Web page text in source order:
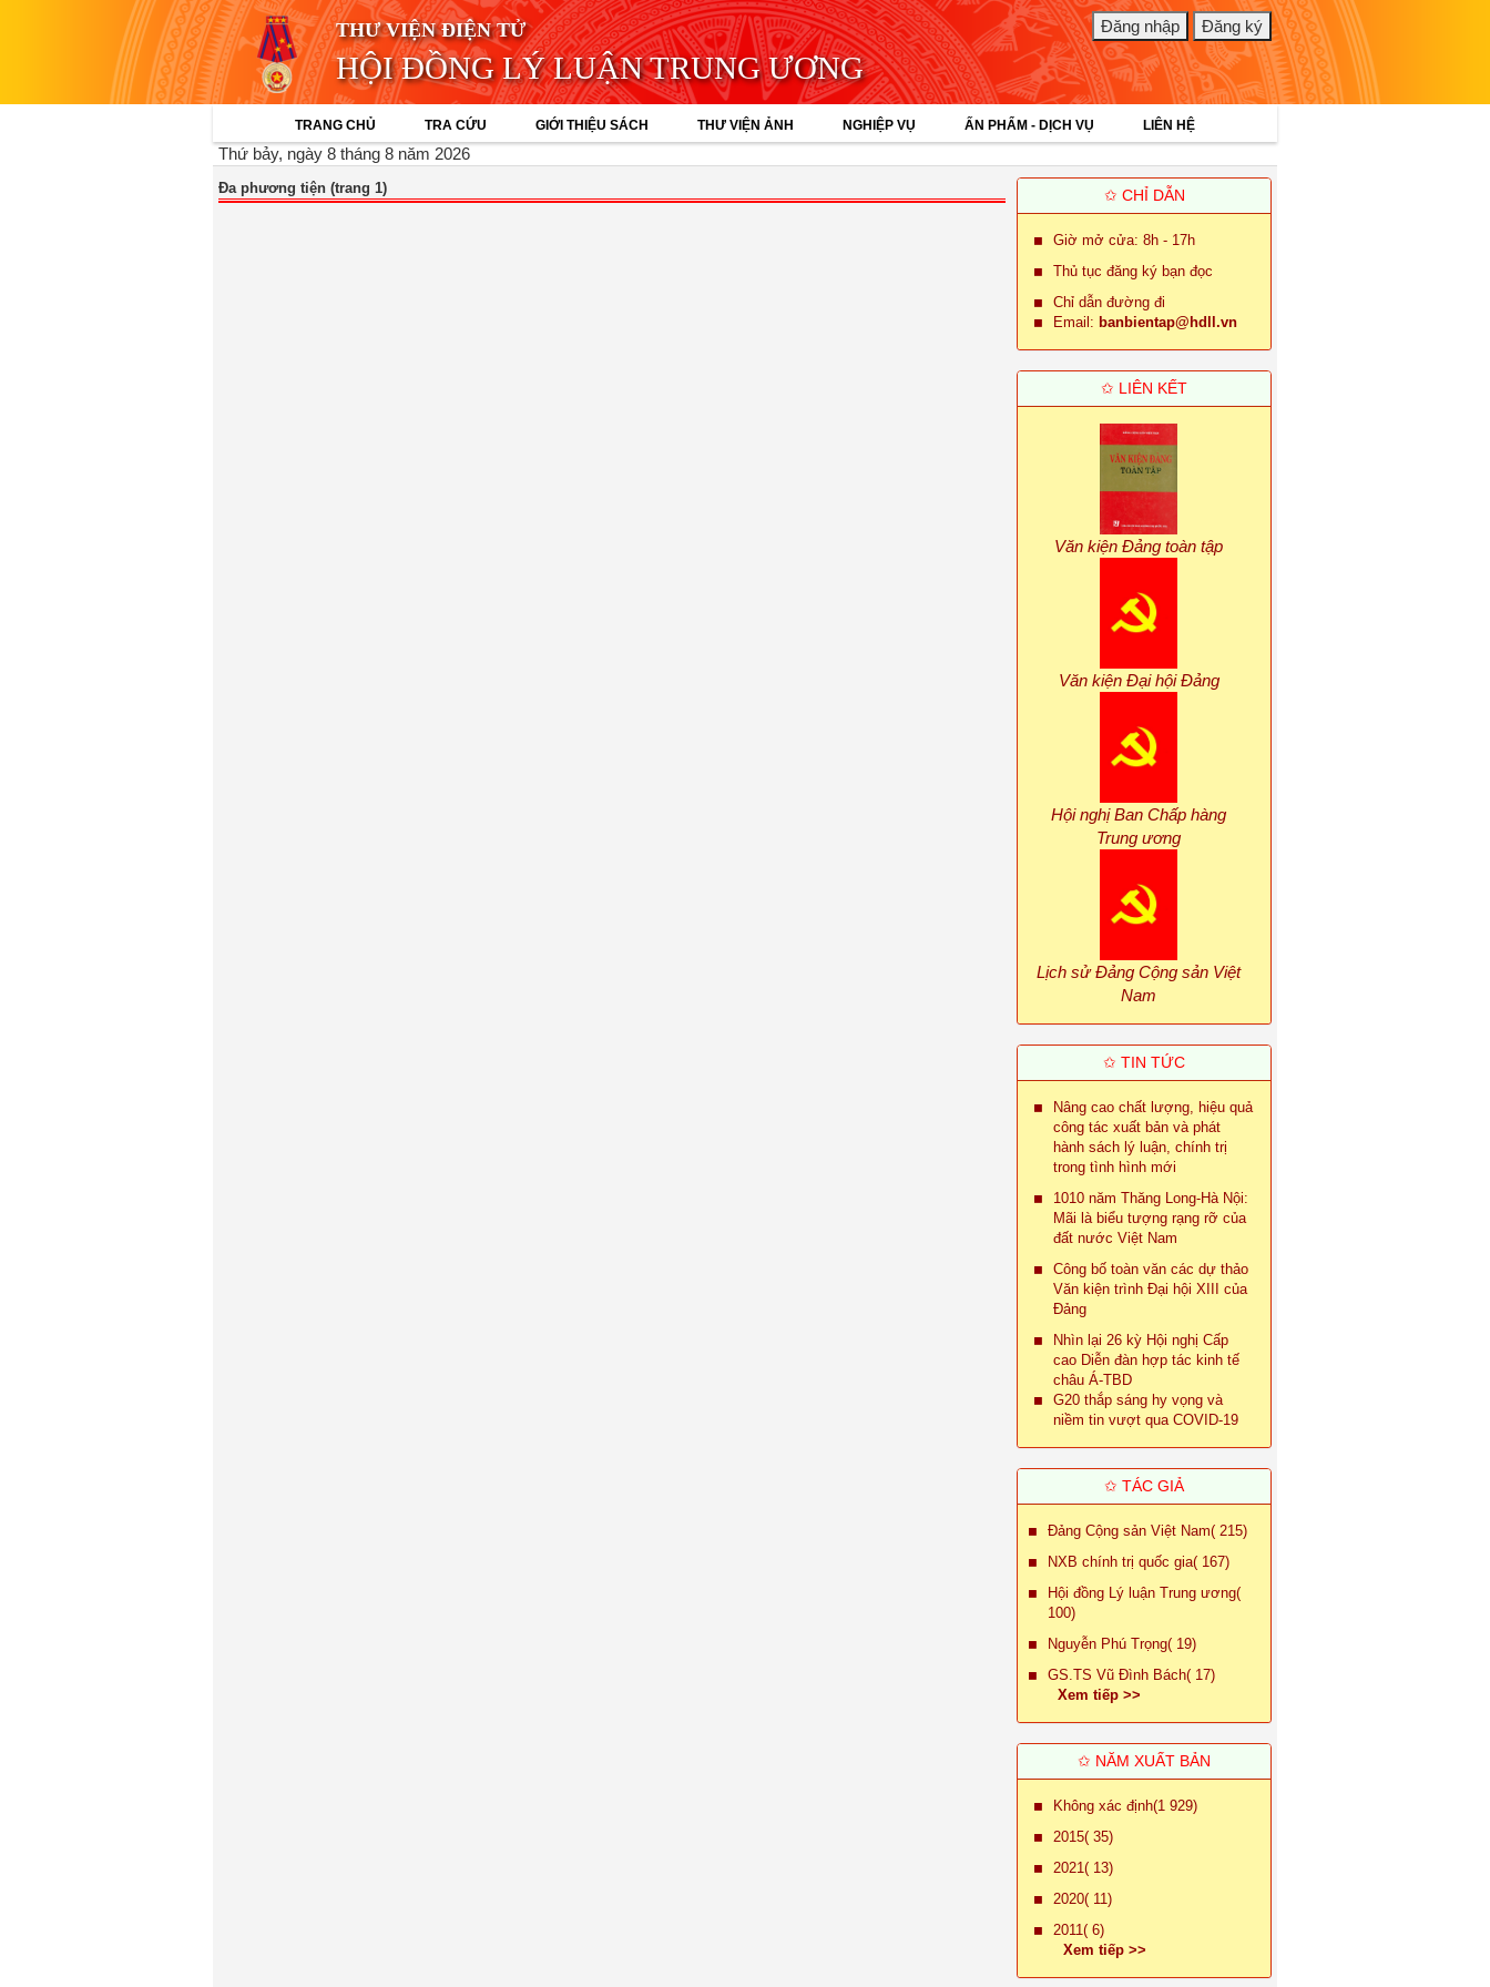
THƯ VIỆN ĐIỆN TỬ
HỘI ĐỒNG LÝ LUẬN TRUNG ƯƠNG
TRANG CHỦ TRA CỨU GIỚI THIỆU SÁCH THƯ VIỆN ẢNH NGHIỆP VỤ ẤN PHẨM - DỊCH VỤ LIÊN HỆ
Thứ bảy, ngày 8 tháng 8 năm 2026
Đa phương tiện (trang 1) ✩ CHỈ DẪN
Giờ mở cửa: 8h - 17h
Thủ tục đăng ký bạn đọc
Chỉ dẫn đường đi
Email: banbientap@hdll.vn
✩ LIÊN KẾT
Văn kiện Đảng toàn tập
Văn kiện Đại hội Đảng
Hội nghị Ban Chấp hàng
Trung ương
Lịch sử Đảng Cộng sản Việt
Nam
✩ TIN TỨC
Nâng cao chất lượng, hiệu quả
công tác xuất bản và phát
hành sách lý luận, chính trị
trong tình hình mới
1010 năm Thăng Long-Hà Nội:
Mãi là biểu tượng rạng rỡ của
đất nước Việt Nam
Công bố toàn văn các dự thảo
Văn kiện trình Đại hội XIII của
Đảng
Nhìn lại 26 kỳ Hội nghị Cấp
cao Diễn đàn hợp tác kinh tế
châu Á-TBD
G20 thắp sáng hy vọng và
niềm tin vượt qua COVID-19
✩ TÁC GIẢ
Đảng Cộng sản Việt Nam( 215)
NXB chính trị quốc gia( 167)
Hội đồng Lý luận Trung ương(
100)
Nguyễn Phú Trọng( 19)
GS.TS Vũ Đình Bách( 17)
Xem tiếp >>
✩ NĂM XUẤT BẢN
Không xác định(1 929)
2015( 35)
2021( 13)
2020( 11)
2011( 6)
Xem tiếp >>